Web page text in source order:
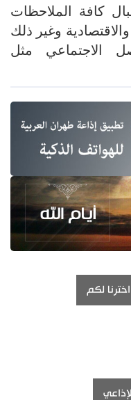
كافة الملاحظات
وغير ذلك
الاجتماعي مثل
اخترنا لكم